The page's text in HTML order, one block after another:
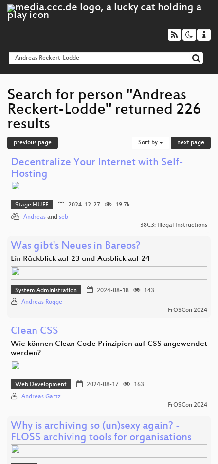
Search for person "Andreas
Reckert-Lodde" returned 226
results
previous page Sort by next page
Decentralize Your Internet with Self-
Hosting
Stage HUFF 2024-12-27
19.7k
Andreas and seb
38C3: Illegal Instructions
Was gibt's Neues in Bareos?
Ein Rückblick auf 23 und Ausblick auf 24
System Administration 2024-08-18
143
Andreas Rogge
FrOSCon 2024
Clean CSS
Wie können Clean Code Prinzipien auf CSS angewendet
werden?
Web Development 2024-08-17
163
Andreas Gartz
FrOSCon 2024
Why is archiving so (un)sexy again? -
FLOSS archiving tools for organisations